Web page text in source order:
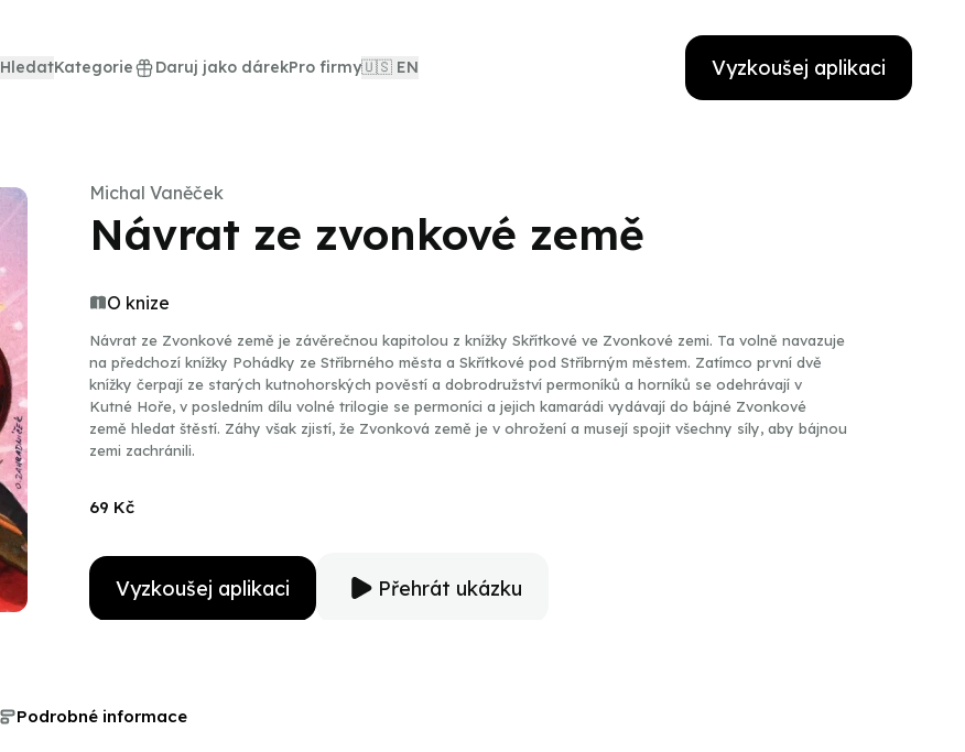
HledatKategorie Daruj jako dárekPro firmy🇺🇸 EN Vyzkoušej aplikaci
Michal Vaněček
Návrat ze zvonkové země
O knize
Návrat ze Zvonkové země je závěrečnou kapitolou z knížky Skřítkové ve Zvonkové zemi. Ta volně navazuje
na předchozí knížky Pohádky ze Stříbrného města a Skřítkové pod Stříbrným městem. Zatímco první dvě
knížky čerpají ze starých kutnohorských pověstí a dobrodružství permoníků a horníků se odehrávají v
Kutné Hoře, v posledním dílu volné trilogie se permoníci a jejich kamarádi vydávají do bájné Zvonkové
země hledat štěstí. Záhy však zjistí, že Zvonková země je v ohrožení a musejí spojit všechny síly, aby bájnou
zemi zachránili.
69 Kč
Vyzkoušej aplikaci Přehrát ukázku
Podrobné informace